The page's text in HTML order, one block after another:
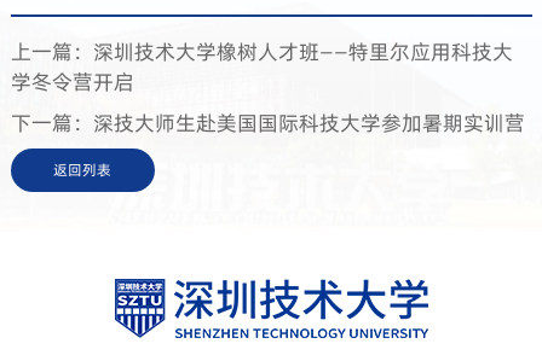
上一篇：深圳技术大学橡树人才班——特里尔应用科技大
学冬令营开启
下一篇：深技大师生赴美国国际科技大学参加暑期实训营
返回列表